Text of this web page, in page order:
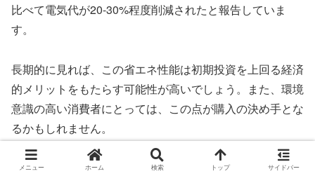
比べて電気代が20-30%程度削減されたと報告していま
す。
長期的に見れば、この省エネ性能は初期投資を上回る経済
的メリットをもたらす可能性が高いでしょう。また、環境
意識の高い消費者にとっては、この点が購入の決め手とな
るかもしれません。
メニュー ホーム 検索 トップ サイドバー